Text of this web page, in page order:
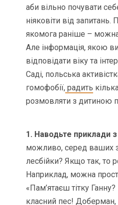
аби вільно почувати
ніяковіти від
якомога раніше –
Але інформація, якою
відповідати віку та
Саді, польська
гомофобії, радить
розмовляти з дитиною
1. Наводьте приклади
можливо, серед ваших
лесбійки? Якщо так, то
Наприклад, можна
«Пам’ятаєш тітку
класний пес! Доберман,